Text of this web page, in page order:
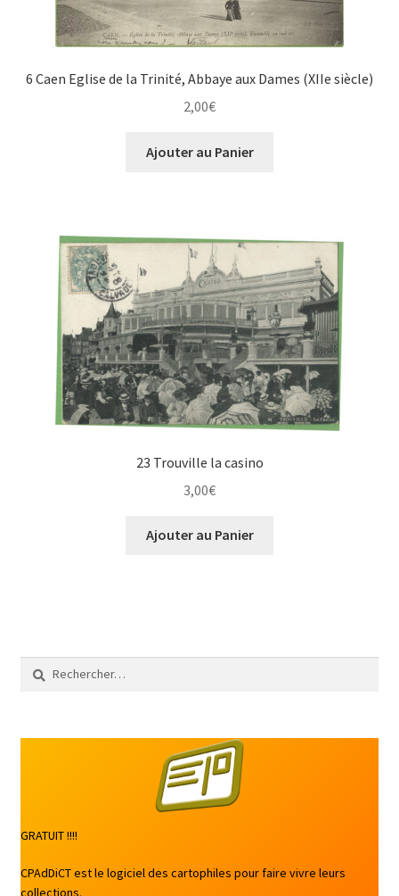
6 Caen Eglise de la Trinité, Abbaye aux Dames (XIIe siècle)
2,00€
Ajouter au Panier
23 Trouville la casino
3,00€
Ajouter au Panier
Rechercher :
GRATUIT !!!!
CPAdDiCT est le logiciel des cartophiles pour faire vivre leurs
collections.